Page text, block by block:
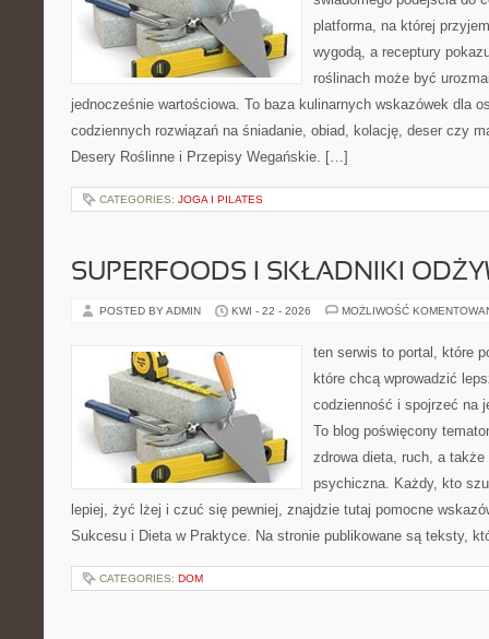
platforma, na której
wygodą, a receptury
roślinach może być
jednocześnie wartościowa. To baza kulinarnych wskazówek dla
codziennych rozwiązań na śniadanie, obiad, kolację, deser czy
Desery Roślinne i Przepisy Wegańskie. […]
CATEGORIES: JOGA I PILATES
SUPERFOODS I SKŁADNIKI
POSTED BY ADMIN KWI - 22 - 2026 MOŻLIWOŚĆ
ten serwis to portal, które
które chcą wprowadzić
codzienność i spojrzeć na
To blog poświęcony
zdrowa dieta, ruch, a
psychiczna. Każdy, kto
lepiej, żyć lżej i czuć się pewniej, znajdzie tutaj pomocne
Sukcesu i Dieta w Praktyce. Na stronie publikowane są teksty,
CATEGORIES: DOM